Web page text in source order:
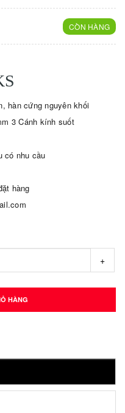
CÒN HÀNG
hàn cứng nguyên khối
3 Cánh kính suốt
có nhu cầu
hàng
+
HÀNG